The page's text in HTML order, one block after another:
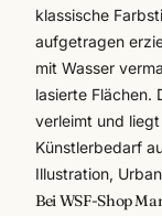
klassische
aufgetragen
mit Wasser
lasierte Flächen.
verleimt und
Künstlerbedarf
Illustration,
Bei WSF-Shop